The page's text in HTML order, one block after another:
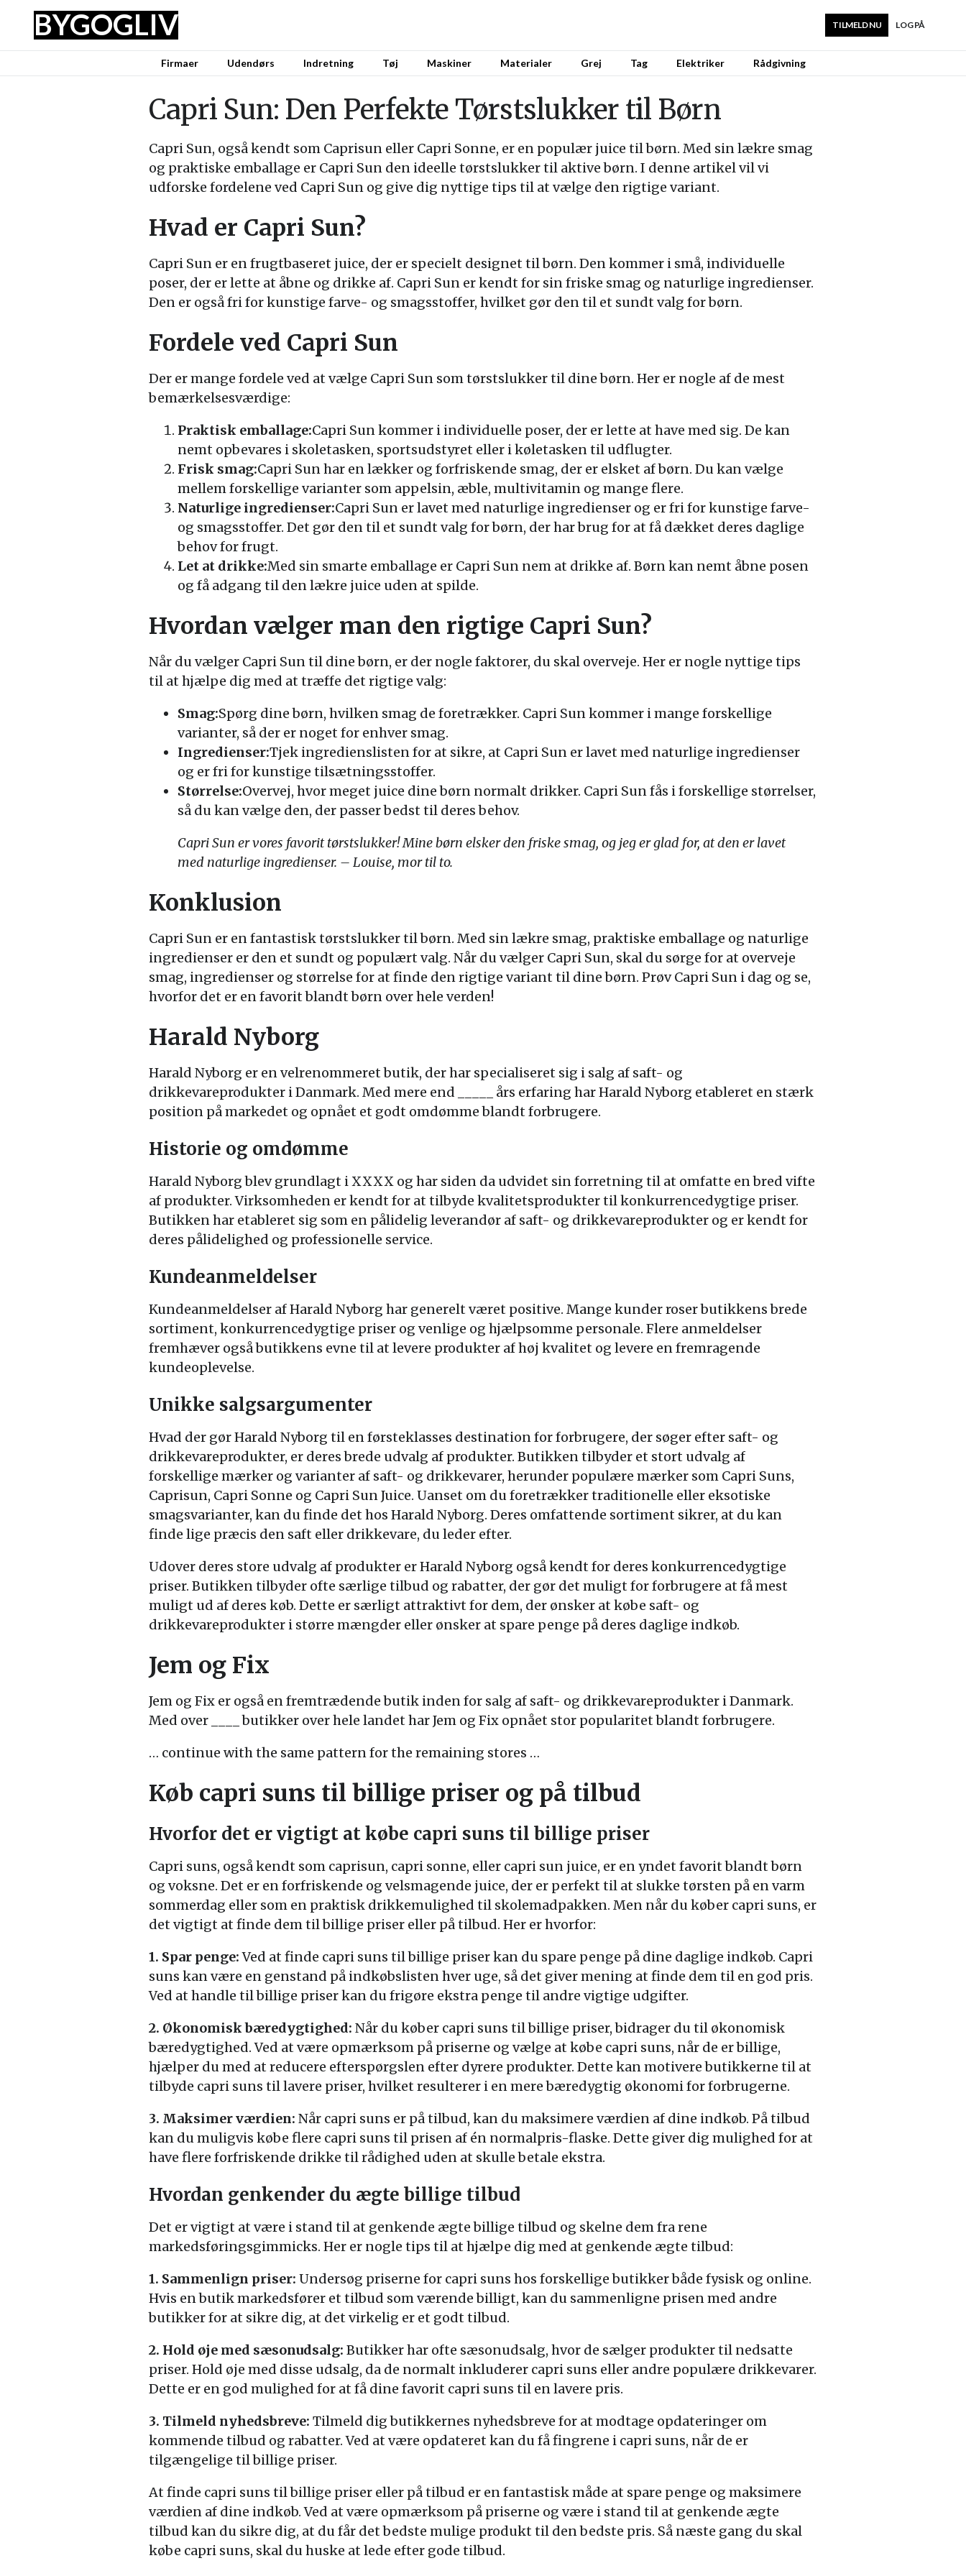
BYGOGLIV LOG PÅ
TILMELD NU
Firmaer Udendørs Indretning Tøj Maskiner Materialer Grej Tag Elektriker Rådgivning
Capri Sun: Den Perfekte Tørstslukker til Børn
Capri Sun, også kendt som Caprisun eller Capri Sonne, er en populær juice til børn. Med sin lækre smag
og praktiske emballage er Capri Sun den ideelle tørstslukker til aktive børn. I denne artikel vil vi
udforske fordelene ved Capri Sun og give dig nyttige tips til at vælge den rigtige variant.
Hvad er Capri Sun?
Capri Sun er en frugtbaseret juice, der er specielt designet til børn. Den kommer i små, individuelle
poser, der er lette at åbne og drikke af. Capri Sun er kendt for sin friske smag og naturlige ingredienser.
Den er også fri for kunstige farve- og smagsstoffer, hvilket gør den til et sundt valg for børn.
Fordele ved Capri Sun
Der er mange fordele ved at vælge Capri Sun som tørstslukker til dine børn. Her er nogle af de mest
bemærkelsesværdige:
Praktisk emballage:Capri Sun kommer i individuelle poser, der er lette at have med sig. De kan
nemt opbevares i skoletasken, sportsudstyret eller i køletasken til udflugter.
Frisk smag:Capri Sun har en lækker og forfriskende smag, der er elsket af børn. Du kan vælge
mellem forskellige varianter som appelsin, æble, multivitamin og mange flere.
Naturlige ingredienser:Capri Sun er lavet med naturlige ingredienser og er fri for kunstige farve-
og smagsstoffer. Det gør den til et sundt valg for børn, der har brug for at få dækket deres daglige
behov for frugt.
Let at drikke:Med sin smarte emballage er Capri Sun nem at drikke af. Børn kan nemt åbne posen
og få adgang til den lækre juice uden at spilde.
Hvordan vælger man den rigtige Capri Sun?
Når du vælger Capri Sun til dine børn, er der nogle faktorer, du skal overveje. Her er nogle nyttige tips
til at hjælpe dig med at træffe det rigtige valg:
Smag:Spørg dine børn, hvilken smag de foretrækker. Capri Sun kommer i mange forskellige
varianter, så der er noget for enhver smag.
Ingredienser:Tjek ingredienslisten for at sikre, at Capri Sun er lavet med naturlige ingredienser
og er fri for kunstige tilsætningsstoffer.
Størrelse:Overvej, hvor meget juice dine børn normalt drikker. Capri Sun fås i forskellige størrelser,
så du kan vælge den, der passer bedst til deres behov.
Capri Sun er vores favorit tørstslukker! Mine børn elsker den friske smag, og jeg er glad for, at den er lavet
med naturlige ingredienser. – Louise, mor til to.
Konklusion
Capri Sun er en fantastisk tørstslukker til børn. Med sin lækre smag, praktiske emballage og naturlige
ingredienser er den et sundt og populært valg. Når du vælger Capri Sun, skal du sørge for at overveje
smag, ingredienser og størrelse for at finde den rigtige variant til dine børn. Prøv Capri Sun i dag og se,
hvorfor det er en favorit blandt børn over hele verden!
Harald Nyborg
Harald Nyborg er en velrenommeret butik, der har specialiseret sig i salg af saft- og
drikkevareprodukter i Danmark. Med mere end _____ års erfaring har Harald Nyborg etableret en stærk
position på markedet og opnået et godt omdømme blandt forbrugere.
Historie og omdømme
Harald Nyborg blev grundlagt i XXXX og har siden da udvidet sin forretning til at omfatte en bred vifte
af produkter. Virksomheden er kendt for at tilbyde kvalitetsprodukter til konkurrencedygtige priser.
Butikken har etableret sig som en pålidelig leverandør af saft- og drikkevareprodukter og er kendt for
deres pålidelighed og professionelle service.
Kundeanmeldelser
Kundeanmeldelser af Harald Nyborg har generelt været positive. Mange kunder roser butikkens brede
sortiment, konkurrencedygtige priser og venlige og hjælpsomme personale. Flere anmeldelser
fremhæver også butikkens evne til at levere produkter af høj kvalitet og levere en fremragende
kundeoplevelse.
Unikke salgsargumenter
Hvad der gør Harald Nyborg til en førsteklasses destination for forbrugere, der søger efter saft- og
drikkevareprodukter, er deres brede udvalg af produkter. Butikken tilbyder et stort udvalg af
forskellige mærker og varianter af saft- og drikkevarer, herunder populære mærker som Capri Suns,
Caprisun, Capri Sonne og Capri Sun Juice. Uanset om du foretrækker traditionelle eller eksotiske
smagsvarianter, kan du finde det hos Harald Nyborg. Deres omfattende sortiment sikrer, at du kan
finde lige præcis den saft eller drikkevare, du leder efter.
Udover deres store udvalg af produkter er Harald Nyborg også kendt for deres konkurrencedygtige
priser. Butikken tilbyder ofte særlige tilbud og rabatter, der gør det muligt for forbrugere at få mest
muligt ud af deres køb. Dette er særligt attraktivt for dem, der ønsker at købe saft- og
drikkevareprodukter i større mængder eller ønsker at spare penge på deres daglige indkøb.
Jem og Fix
Jem og Fix er også en fremtrædende butik inden for salg af saft- og drikkevareprodukter i Danmark.
Med over ____ butikker over hele landet har Jem og Fix opnået stor popularitet blandt forbrugere.
… continue with the same pattern for the remaining stores …
Køb capri suns til billige priser og på tilbud
Hvorfor det er vigtigt at købe capri suns til billige priser
Capri suns, også kendt som caprisun, capri sonne, eller capri sun juice, er en yndet favorit blandt børn
og voksne. Det er en forfriskende og velsmagende juice, der er perfekt til at slukke tørsten på en varm
sommerdag eller som en praktisk drikkemulighed til skolemadpakken. Men når du køber capri suns, er
det vigtigt at finde dem til billige priser eller på tilbud. Her er hvorfor:
1. Spar penge:Ved at finde capri suns til billige priser kan du spare penge på dine daglige indkøb. Capri
suns kan være en genstand på indkøbslisten hver uge, så det giver mening at finde dem til en god pris.
Ved at handle til billige priser kan du frigøre ekstra penge til andre vigtige udgifter.
2. Økonomisk bæredygtighed: Når du køber capri suns til billige priser, bidrager du til økonomisk
bæredygtighed. Ved at være opmærksom på priserne og vælge at købe capri suns, når de er billige,
hjælper du med at reducere efterspørgslen efter dyrere produkter. Dette kan motivere butikkerne til at
tilbyde capri suns til lavere priser, hvilket resulterer i en mere bæredygtig økonomi for forbrugerne.
3. Maksimer værdien: Når capri suns er på tilbud, kan du maksimere værdien af dine indkøb. På tilbud
kan du muligvis købe flere capri suns til prisen af én normalpris-flaske. Dette giver dig mulighed for at
have flere forfriskende drikke til rådighed uden at skulle betale ekstra.
Hvordan genkender du ægte billige tilbud
Det er vigtigt at være i stand til at genkende ægte billige tilbud og skelne dem fra rene
markedsføringsgimmicks. Her er nogle tips til at hjælpe dig med at genkende ægte tilbud:
1. Sammenlign priser: Undersøg priserne for capri suns hos forskellige butikker både fysisk og online.
Hvis en butik markedsfører et tilbud som værende billigt, kan du sammenligne prisen med andre
butikker for at sikre dig, at det virkelig er et godt tilbud.
2. Hold øje med sæsonudsalg: Butikker har ofte sæsonudsalg, hvor de sælger produkter til nedsatte
priser. Hold øje med disse udsalg, da de normalt inkluderer capri suns eller andre populære drikkevarer.
Dette er en god mulighed for at få dine favorit capri suns til en lavere pris.
3. Tilmeld nyhedsbreve: Tilmeld dig butikkernes nyhedsbreve for at modtage opdateringer om
kommende tilbud og rabatter. Ved at være opdateret kan du få fingrene i capri suns, når de er
tilgængelige til billige priser.
At finde capri suns til billige priser eller på tilbud er en fantastisk måde at spare penge og maksimere
værdien af dine indkøb. Ved at være opmærksom på priserne og være i stand til at genkende ægte
tilbud kan du sikre dig, at du får det bedste mulige produkt til den bedste pris. Så næste gang du skal
købe capri suns, skal du huske at lede efter gode tilbud.